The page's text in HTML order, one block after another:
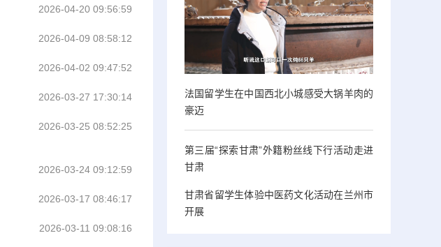
2026-04-20 09:56:59
2026-04-09 08:58:12
2026-04-02 09:47:52
2026-03-27 17:30:14
2026-03-25 08:52:25
2026-03-24 09:12:59
2026-03-17 08:46:17
2026-03-11 09:08:16
法国留学生在中国西北小城感受大锅羊肉的
豪迈
第三届“探索甘肃”外籍粉丝线下行活动走进
甘肃
甘肃省留学生体验中医药文化活动在兰州市
开展